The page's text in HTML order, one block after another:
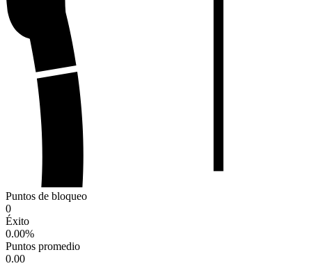
Puntos de bloqueo
0
Éxito
0.00%
Puntos promedio
0.00